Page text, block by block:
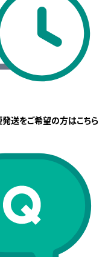
送をご希望の方はこちら